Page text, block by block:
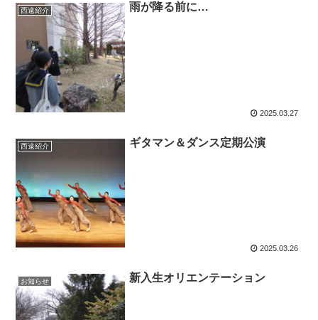
西遠紹介 雨が降る前に…
2025.03.27
西遠紹介 ギタマン＆ダンス定期公演
2025.03.26
お知らせ 新入生オリエンテーション